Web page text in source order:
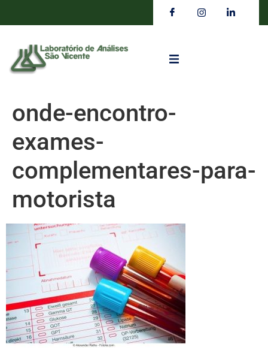
onde-encontro-
exames-
complementares-para-
motorista